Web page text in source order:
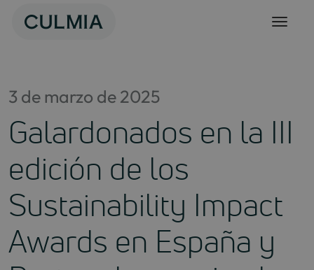
3 de marzo de 2025
Galardonados en la III
edición de los
Sustainability Impact
Awards en España y